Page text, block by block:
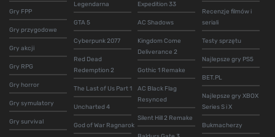
Gry FPP
Gry przygodowe
Gry akcji
Gry RPG
Gry horror
Gry symulatory
Gry survival
Legendarna
GTA 5
Cyberpunk 2077
Red Dead
Redemption 2
The Last of Us Part 1
Uncharted 4
God of War Ragnarok
Expedition 33
AC Shadows
Kingdom Come
Deliverance 2
Gothic 1 Remake
AC Black Flag
Resynced
Silent Hill 2 Remake
Recenzje filmów i
seriali
Testy sprzętu
Najlepsze gry PS5
BET.PL
Najlepsze gry XBOX
Series S i X
Bukmacherzy